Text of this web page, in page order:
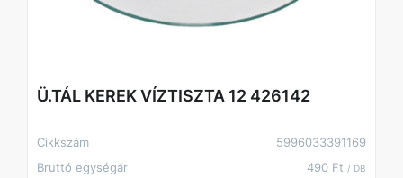
Ü.TÁL KEREK VÍZTISZTA 12 426142
Cikkszám
5996033391169
Bruttó egységár
490 Ft / DB